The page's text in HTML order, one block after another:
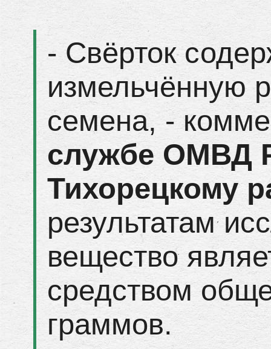
- Свёрток
измельчённую
семена, -
службе ОМВД
Тихорецкому
результатам
вещество
средством
граммов.